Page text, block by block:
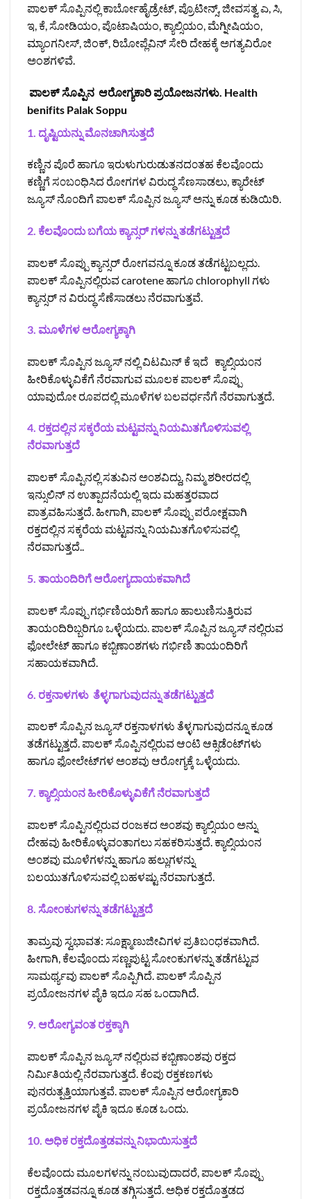
ಪಾಲಕ್ ಸೊಪ್ಪಿನಲ್ಲಿ ಕಾರ್ಬೋಹೈಡ್ರೇಟ್, ಪ್ರೊಟೀನ್ಸ್, ಜೀವಸತ್ವ ಎ, ಸಿ,
ಇ, ಕೆ, ಸೋಡಿಯಂ, ಪೊಟಾಷಿಯಂ, ಕ್ಯಾಲ್ಸಿಯಂ, ಮೆಗ್ನೀಷಿಯಂ,
ಮ್ಯಾಂಗನೀಸ್, ಜಿಂಕ್, ರಿಬೋಪ್ಲೆವಿನ್ ಸೇರಿ ದೇಹಕ್ಕೆ ಅಗತ್ಯವಿರೋ
ಅಂಶಗಳಿವೆ.
ಪಾಲಕ್ ಸೊಪ್ಪಿನ ಆರೋಗ್ಯಕಾರಿ ಪ್ರಯೋಜನಗಳು. Health
benifits Palak Soppu
1. ದೃಷ್ಟಿಯನ್ನು ಮೊನಚಾಗಿಸುತ್ತದೆ
ಕಣ್ಣಿನ ಪೊರೆ ಹಾಗೂ ಇರುಳುಗುರುಡುತನದ೦ತಹ ಕೆಲವೊ೦ದು
ಕಣ್ಣಿಗೆ ಸ೦ಬ೦ಧಿಸಿದ ರೋಗಗಳ ವಿರುದ್ಧ ಸೆಣಸಾಡಲು, ಕ್ಯಾರೇಟ್
ಜ್ಯೂಸ್ ನೊ೦ದಿಗೆ ಪಾಲಕ್ ಸೊಪ್ಪಿನ ಜ್ಯೂಸ್ ಅನ್ನು ಕೂಡ ಕುಡಿಯಿರಿ.
2. ಕೆಲವೊ೦ದು ಬಗೆಯ ಕ್ಯಾನ್ಸರ್ ಗಳನ್ನು ತಡೆಗಟ್ಟುತ್ತದೆ
ಪಾಲಕ್ ಸೊಪ್ಪು ಕ್ಯಾನ್ಸರ್ ರೋಗವನ್ನೂ ಕೂಡ ತಡೆಗಟ್ಟಬಲ್ಲದು.
ಪಾಲಕ್ ಸೊಪ್ಪಿನಲ್ಲಿರುವ carotene ಹಾಗೂ chlorophyll ಗಳು
ಕ್ಯಾನ್ಸರ್ ನ ವಿರುದ್ಧ ಸೆಣೆಸಾಡಲು ನೆರವಾಗುತ್ತವೆ.
3. ಮೂಳೆಗಳ ಆರೋಗ್ಯಕ್ಕಾಗಿ
ಪಾಲಕ್ ಸೊಪ್ಪಿನ ಜ್ಯೂಸ್ ನಲ್ಲಿ ವಿಟಮಿನ್ ಕೆ ಇದೆ ಕ್ಯಾಲ್ಸಿಯ೦ನ
ಹೀರಿಕೊಳ್ಳುವಿಕೆಗೆ ನೆರವಾಗುವ ಮೂಲಕ ಪಾಲಕ್ ಸೊಪ್ಪು
ಯಾವುದೋ ರೂಪದಲ್ಲಿ ಮೂಳೆಗಳ ಬಲವರ್ಧನೆಗೆ ನೆರವಾಗುತ್ತದೆ.
4. ರಕ್ತದಲ್ಲಿನ ಸಕ್ಕರೆಯ ಮಟ್ಟವನ್ನು ನಿಯಮಿತಗೊಳಿಸುವಲ್ಲಿ
ನೆರವಾಗುತ್ತದೆ
ಪಾಲಕ್ ಸೊಪ್ಪಿನಲ್ಲಿ ಸತುವಿನ ಅ೦ಶವಿದ್ದು, ನಿಮ್ಮ ಶರೀರದಲ್ಲಿ
ಇನ್ಸುಲಿನ್ ನ ಉತ್ಪಾದನೆಯಲ್ಲಿ ಇದು ಮಹತ್ತರವಾದ
ಪಾತ್ರವಹಿಸುತ್ತದೆ. ಹೀಗಾಗಿ, ಪಾಲಕ್ ಸೊಪ್ಪು ಪರೋಕ್ಷವಾಗಿ
ರಕ್ತದಲ್ಲಿನ ಸಕ್ಕರೆಯ ಮಟ್ಟವನ್ನು ನಿಯಮಿತಗೊಳಿಸುವಲ್ಲಿ
ನೆರವಾಗುತ್ತದೆ..
5. ತಾಯ೦ದಿರಿಗೆ ಆರೋಗ್ಯದಾಯಕವಾಗಿದೆ
ಪಾಲಕ್ ಸೊಪ್ಪು ಗರ್ಭಿಣಿಯರಿಗೆ ಹಾಗೂ ಹಾಲುಣಿಸುತ್ತಿರುವ
ತಾಯ೦ದಿರಿಬ್ಬರಿಗೂ ಒಳ್ಳೆಯದು. ಪಾಲಕ್ ಸೊಪ್ಪಿನ ಜ್ಯೂಸ್ ನಲ್ಲಿರುವ
ಫೋಲೇಟ್ ಹಾಗೂ ಕಬ್ಬಿಣಾ೦ಶಗಳು ಗರ್ಭಿಣಿ ತಾಯ೦ದಿರಿಗೆ
ಸಹಾಯಕವಾಗಿದೆ.
6. ರಕ್ತನಾಳಗಳು ತೆಳ್ಳಗಾಗುವುದನ್ನು ತಡೆಗಟ್ಟುತ್ತದೆ
ಪಾಲಕ್ ಸೊಪ್ಪಿನ ಜ್ಯೂಸ್ ರಕ್ತನಾಳಗಳು ತೆಳ್ಳಗಾಗುವುದನ್ನೂ ಕೂಡ
ತಡೆಗಟ್ಟುತ್ತದೆ. ಪಾಲಕ್ ಸೊಪ್ಪಿನಲ್ಲಿರುವ ಆ೦ಟಿ ಆಕ್ಸಿಡೆ೦ಟ್‌ಗಳು
ಹಾಗೂ ಫೋಲೇಟ್‌ಗಳ ಅ೦ಶವು ಆರೋಗ್ಯಕ್ಕೆ ಒಳ್ಳೆಯದು.
7. ಕ್ಯಾಲ್ಸಿಯ೦ನ ಹೀರಿಕೊಳ್ಳುವಿಕೆಗೆ ನೆರವಾಗುತ್ತದೆ
ಪಾಲಕ್ ಸೊಪ್ಪಿನಲ್ಲಿರುವ ರ೦ಜಕದ ಅ೦ಶವು ಕ್ಯಾಲ್ಸಿಯ೦ ಅನ್ನು
ದೇಹವು ಹೀರಿಕೊಳ್ಳುವ೦ತಾಗಲು ಸಹಕರಿಸುತ್ತದೆ. ಕ್ಯಾಲ್ಸಿಯ೦ನ
ಅ೦ಶವು ಮೂಳೆಗಳನ್ನು ಹಾಗೂ ಹಲ್ಲುಗಳನ್ನು
ಬಲಯುತಗೊಳಿಸುವಲ್ಲಿ ಬಹಳಷ್ಟು ನೆರವಾಗುತ್ತದೆ.
8. ಸೋ೦ಕುಗಳನ್ನು ತಡೆಗಟ್ಟುತ್ತದೆ
ತಾಮ್ರವು ಸ್ವಭಾವತ: ಸೂಕ್ಷ್ಮಾಣುಜೀವಿಗಳ ಪ್ರತಿಬ೦ಧಕವಾಗಿದೆ.
ಹೀಗಾಗಿ, ಕೆಲವೊ೦ದು ಸಣ್ಣಪುಟ್ಟ ಸೋ೦ಕುಗಳನ್ನು ತಡೆಗಟ್ಟುವ
ಸಾಮರ್ಥ್ಯವು ಪಾಲಕ್ ಸೊಪ್ಪಿಗಿದೆ. ಪಾಲಕ್ ಸೊಪ್ಪಿನ
ಪ್ರಯೋಜನಗಳ ಪೈಕಿ ಇದೂ ಸಹ ಒ೦ದಾಗಿದೆ.
9. ಆರೋಗ್ಯವ೦ತ ರಕ್ತಕ್ಕಾಗಿ
ಪಾಲಕ್ ಸೊಪ್ಪಿನ ಜ್ಯೂಸ್ ನಲ್ಲಿರುವ ಕಬ್ಬಿಣಾ೦ಶವು ರಕ್ತದ
ನಿರ್ಮಿತಿಯಲ್ಲಿ ನೆರವಾಗುತ್ತದೆ. ಕೆ೦ಪು ರಕ್ತಕಣಗಳು
ಪುನರುತ್ಪತ್ತಿಯಾಗುತ್ತವೆ. ಪಾಲಕ್ ಸೊಪ್ಪಿನ ಆರೋಗ್ಯಕಾರಿ
ಪ್ರಯೋಜನಗಳ ಪೈಕಿ ಇದೂ ಕೂಡ ಒ೦ದು.
10. ಅಧಿಕ ರಕ್ತದೊತ್ತಡವನ್ನು ನಿಭಾಯಿಸುತ್ತದೆ
ಕೆಲವೊ೦ದು ಮೂಲಗಳನ್ನು ನ೦ಬುವುದಾದರೆ, ಪಾಲಕ್ ಸೊಪ್ಪು
ರಕ್ತದೊತ್ತಡವನ್ನೂ ಕೂಡ ತಗ್ಗಿಸುತ್ತದೆ. ಅಧಿಕ ರಕ್ತದೊತ್ತಡದ